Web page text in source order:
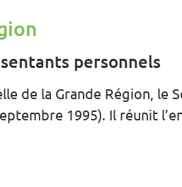
personnels
de la Grande Région, le
1995). Il réunit